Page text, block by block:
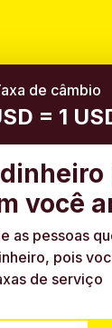
de câmbio
= 1
você
as pessoas
pois
de serviço